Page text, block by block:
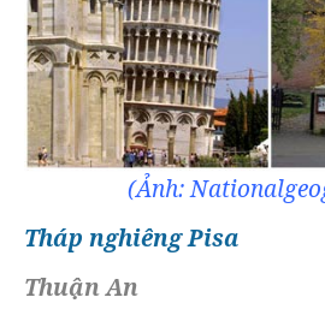
(Ảnh:
Tháp nghiêng Pisa
Thuận An